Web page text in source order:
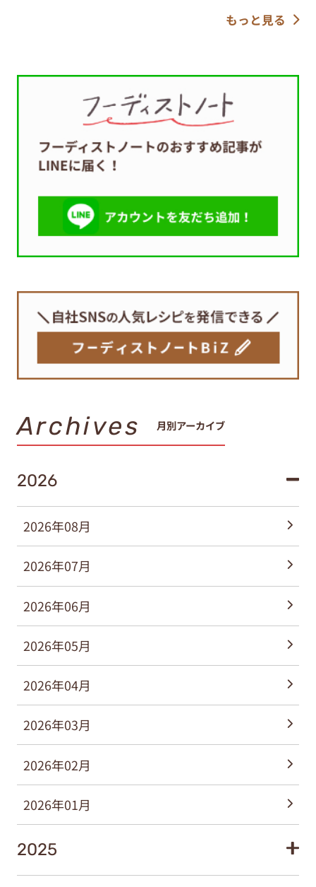
もっと見る
Archives 月別アーカイブ
2026
2026年08月
2026年07月
2026年06月
2026年05月
2026年04月
2026年03月
2026年02月
2026年01月
2025